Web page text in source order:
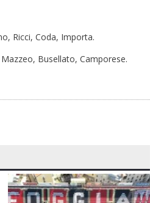
Ricci, Coda, Importa.
Busellato, Camporese.